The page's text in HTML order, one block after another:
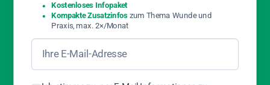
Kostenloses Infopaket
Kompakte Zusatzinfos zum Thema Wunde und
Praxis, max. 2×/Monat
E-Mail-Adresse